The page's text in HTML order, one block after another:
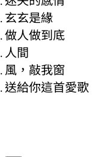
玄玄是緣
做人做到底
人間
風，敲我窗
送給你這首愛歌